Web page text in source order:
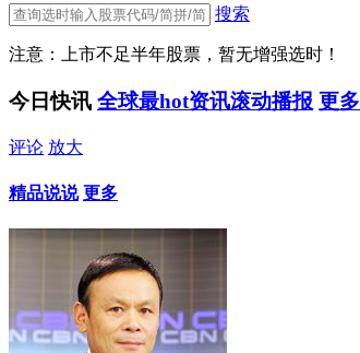
搜索
注意：上市不足半年股票，暂无增强选时！
今日快讯 全球最hot资讯滚动播报 更多
评论 放大
精品说说 更多